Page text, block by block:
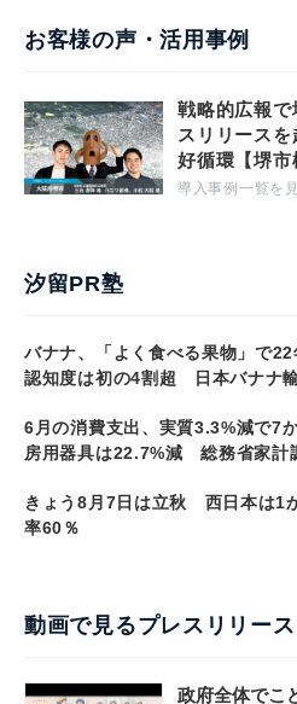
お客様の声・活用事例
戦略的広報で
スリリース
好循環【堺市
導入事例一覧を
汐留PR塾
バナナ、「よく食べる果物」で
認知度は初の4割超 日本バナナ
6月の消費支出、実質3.3%減で7
房用器具は22.7%減 総務省家計
きょう8月7日は立秋 西日本は1
率60％
動画で見るプレスリリース
政府全体でこ